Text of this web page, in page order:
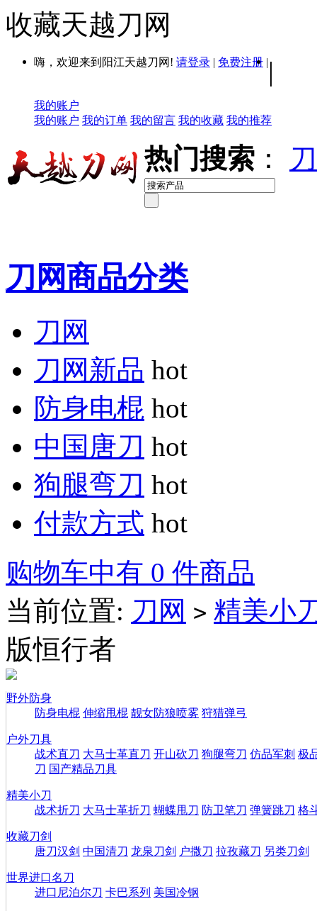
收藏天越刀网
嗨，欢迎来到阳江天越刀网! 请登录 | 免费注册 | |
我的账户
我的账户 我的订单 我的留言 我的收藏 我的推荐
热门搜索 ：
刀网商品分类
刀网
刀网新品 hot
防身电棍 hot
中国唐刀 hot
狗腿弯刀 hot
付款方式 hot
购物车中有 0 件商品
当前位置: 刀网 > 精美小
版恒行者
野外防身
防身电棍 伸缩甩棍 靓女防狼喷雾 狩猎弹弓
户外刀具
战术直刀 大马士革直刀 开山砍刀 狗腿弯刀 仿品军刺 极
刀 国产精品刀具
精美小刀
战术折刀 大马士革折刀 蝴蝶甩刀 防卫笔刀 弹簧跳刀 格
收藏刀剑
唐刀汉剑 中国清刀 龙泉刀剑 户撒刀 拉孜藏刀 另类刀剑
世界进口名刀
进口尼泊尔刀 卡巴系列 美国冷钢